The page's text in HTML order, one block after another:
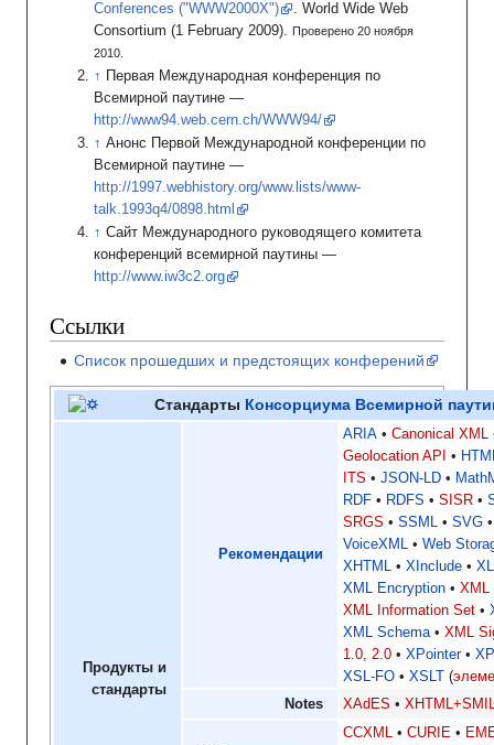
Conferences ("WWW2000X")
World Wide Web
Consortium (1 February 2009).
Проверено 20 ноября
2010.
Первая Международная конференция по
Всемирной паутине —
http://www94.web.cern.ch/WWW94/
Анонс Первой Международной конференции по
Всемирной паутине —
http://1997.webhistory.org/www.lists/www-
talk.1993q4/0898.html
Сайт Международного руководящего комитета
конференций всемирной паутины —
http://www.iw3c2.org
Ссылки
Список прошедших и предстоящих конферений
Стандарты Консорциума Всемирной
Продукты и
стандарты
Рекомендации
ARIA
Canonical XML
Geolocation API
ITS
JSON-LD
RDF
RDFS SISR
SRGS
SSML
SVG
VoiceXML
Web
XHTML
XInclude
XML Encryption
XML
XML Information Set
XML Schema
XML
1.0,2.0 XPointer
XSL-FO
XSLT (
Notes
XAdES
CCXML CURIE